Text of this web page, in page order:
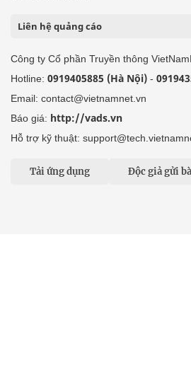
Liên hệ quảng cáo
Công ty Cổ phần Truyền thông
Hotline: 0919405885 (Hà Nội) -
Email: contact@vietnamnet.vn
Báo giá: http://vads.vn
Hỗ trợ kỹ thuật:
Tải ứng dụng Độc giả gửi